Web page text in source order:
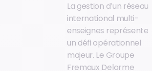
La gestion d’un réseau
international multi-
enseignes représente
un défi opérationnel
majeur. Le Groupe
Fremaux Delorme